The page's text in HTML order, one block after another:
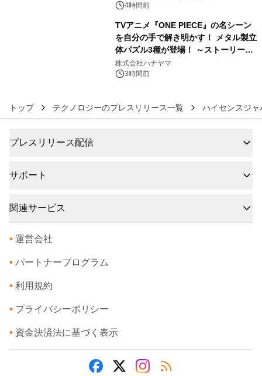
4時間前
TVアニメ『ONE PIECE』の名シーン
を自分の手で解き明かす！ メタル製立
体パズル3種が登場！ ～ストーリーと
ギミックが融合した 大人の体験型パズ
ルが8月7日(金)12時より先行予約受付
株式会社ハナヤマ
3時間前
トップ テクノロジーのプレスリリース一覧 ハイセンスジ
プレスリリース配信
サポート
関連サービス
• 運営会社
• パートナープログラム
• 利用規約
• プライバシーポリシー
• 資金決済法に基づく表示